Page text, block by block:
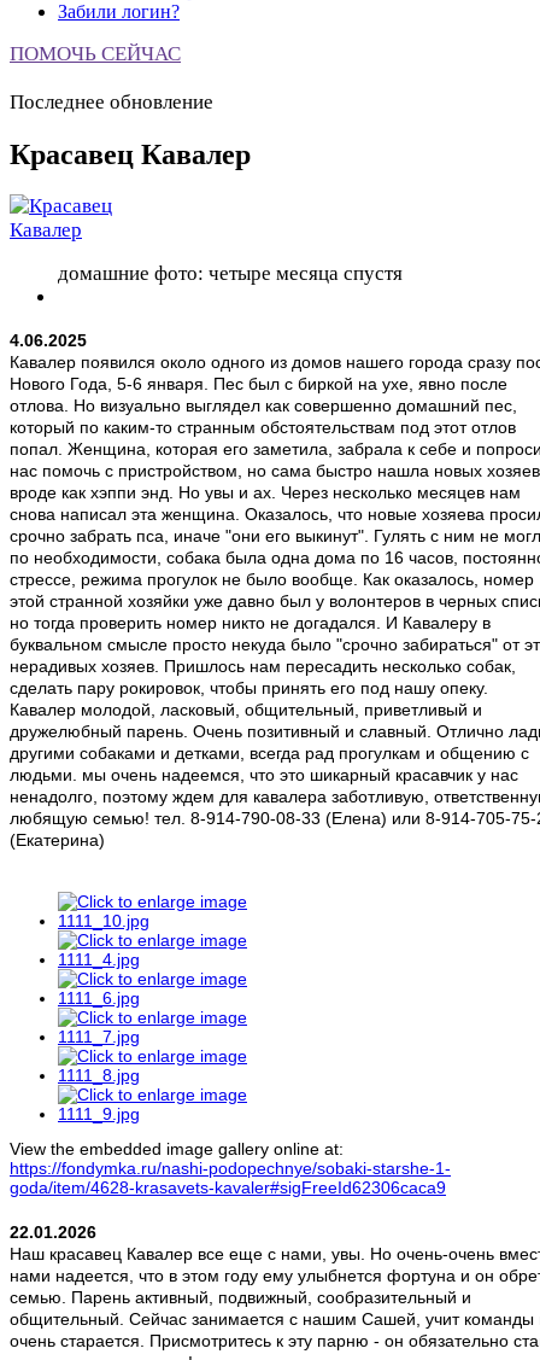
Забили логин?
ПОМОЧЬ СЕЙЧАС
Последнее обновление
Красавец Кавалер
домашние фото: четыре месяца спустя
4.06.2025
Кавалер появился около одного из домов нашего города сразу
Нового Года, 5-6 января. Пес был с биркой на ухе, явно после
отлова. Но визуально выглядел как совершенно домашний пес,
который по каким-то странным обстоятельствам под этот отлов
попал. Женщина, которая его заметила, забрала к себе и
нас помочь с пристройством, но сама быстро нашла новых
вроде как хэппи энд. Но увы и ах. Через несколько месяцев нам
снова написал эта женщина. Оказалось, что новые хозяева
срочно забрать пса, иначе "они его выкинут". Гулять с ним не
по необходимости, собака была одна дома по 16 часов,
стрессе, режима прогулок не было вообще. Как оказалось, номер
этой странной хозяйки уже давно был у волонтеров в черных
но тогда проверить номер никто не догадался. И Кавалеру в
буквальном смысле просто некуда было "срочно забираться" от
нерадивых хозяев. Пришлось нам пересадить несколько собак,
сделать пару рокировок, чтобы принять его под нашу опеку.
Кавалер молодой, ласковый, общительный, приветливый и
дружелюбный парень. Очень позитивный и славный. Отлично
другими собаками и детками, всегда рад прогулкам и общению с
людьми. мы очень надеемся, что это шикарный красавчик у нас
ненадолго, поэтому ждем для кавалера заботливую,
любящую семью! тел. 8-914-790-08-33 (Елена) или 8-914-705-75-
(Екатерина)
View the embedded image gallery online at:
https://fondymka.ru/nashi-podopechnye/sobaki-starshe-1-
goda/item/4628-krasavets-kavaler#sigFreeId62306caca9
22.01.2026
Наш красавец Кавалер все еще с нами, увы. Но очень-очень
нами надеется, что в этом году ему улыбнется фортуна и он
семью. Парень активный, подвижный, сообразительный и
общительный. Сейчас занимается с нашим Сашей, учит команды
очень старается. Присмотритесь к эту парню - он обязательно